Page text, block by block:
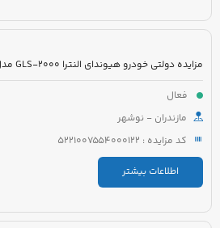
فعال
مازندران - نوشهر
کد مزایده : 5221007554000122
اطلاعات بیشتر